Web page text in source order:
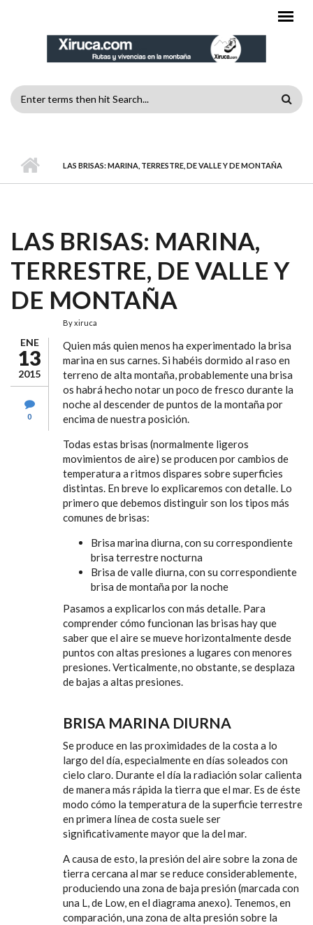
FORMULARIO
BÚSQUEDA
LAS BRISAS: MARINA, TERRESTRE, DE VALLE Y DE MONTAÑA
LAS BRISAS: MARINA,
TERRESTRE, DE VALLE Y
DE MONTAÑA
ENE
13
2015
0
Byxiruca
Quien más quien menos ha experimentado la brisa
marina en sus carnes. Si habéis dormido al raso en
terreno de alta montaña, probablemente una brisa
os habrá hecho notar un poco de fresco durante la
noche al descender de puntos de la montaña por
encima de nuestra posición.
Todas estas brisas (normalmente ligeros
movimientos de aire) se producen por cambios de
temperatura a ritmos dispares sobre superficies
distintas. En breve lo explicaremos con detalle. Lo
primero que debemos distinguir son los tipos más
comunes de brisas:
Brisa marina diurna, con su correspondiente
brisa terrestre nocturna
Brisa de valle diurna, con su correspondiente
brisa de montaña por la noche
Pasamos a explicarlos con más detalle. Para
comprender cómo funcionan las brisas hay que
saber que el aire se mueve horizontalmente desde
puntos con altas presiones a lugares con menores
presiones. Verticalmente, no obstante, se desplaza
de bajas a altas presiones.
BRISA MARINA DIURNA
Se produce en las proximidades de la costa a lo
largo del día, especialmente en días soleados con
cielo claro. Durante el día la radiación solar calienta
de manera más rápida la tierra que el mar. Es de éste
modo cómo la temperatura de la superficie terrestre
en primera línea de costa suele ser
significativamente mayor que la del mar.
A causa de esto, la presión del aire sobre la zona de
tierra cercana al mar se reduce considerablemente,
produciendo una zona de baja presión (marcada con
una L, de Low, en el diagrama anexo). Tenemos, en
comparación, una zona de alta presión sobre la